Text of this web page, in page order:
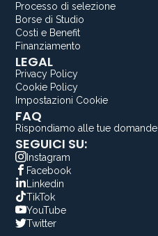
Processo di selezione
Borse di Studio
Costi e Benefit
Finanziamento
LEGAL
Privacy Policy
Cookie Policy
Impostazioni Cookie
FAQ
Rispondiamo alle tue domande
SEGUICI SU:
Instagram
Facebook
Linkedin
TikTok
YouTube
Twitter